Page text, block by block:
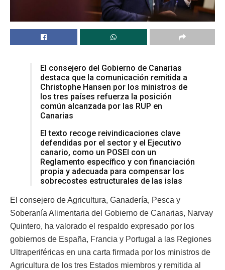
El consejero del Gobierno de Canarias
destaca que la comunicación remitida a
Christophe Hansen por los ministros de
los tres países refuerza la posición
común alcanzada por las RUP en
Canarias
El texto recoge reivindicaciones clave
defendidas por el sector y el Ejecutivo
canario, como un POSEI con un
Reglamento específico y con financiación
propia y adecuada para compensar los
sobrecostes estructurales de las islas
El consejero de Agricultura, Ganadería, Pesca y
Soberanía Alimentaria del Gobierno de Canarias, Narvay
Quintero, ha valorado el respaldo expresado por los
gobiernos de España, Francia y Portugal a las Regiones
Ultraperiféricas en una carta firmada por los ministros de
Agricultura de los tres Estados miembros y remitida al